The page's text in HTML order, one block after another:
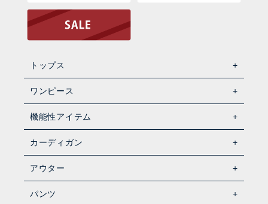
トップス
ワンピース
機能性アイテム
カーディガン
アウター
パンツ